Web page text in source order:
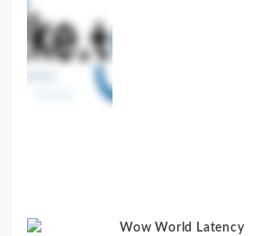
Wow World Latency